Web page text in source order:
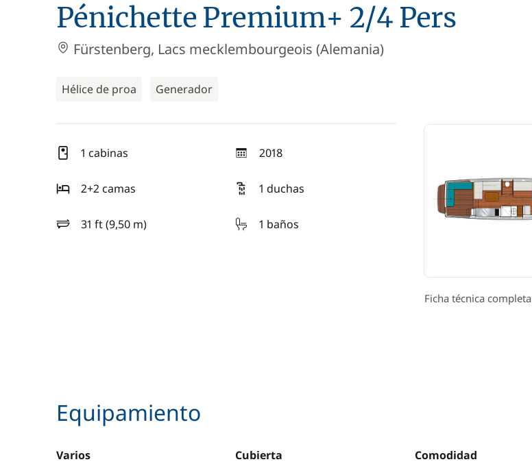
Pénichette Premium+ 2/4 Pers
Fürstenberg, Lacs mecklembourgeois (Alemania)
Hélice de proa Generador
1 cabinas 2018
año
2+2 camas
1 duchas
31 ft (9,50 m)
eslora 1 baños
Ficha técnica completa
Equipamiento
Varios
Cubierta
Comodidad